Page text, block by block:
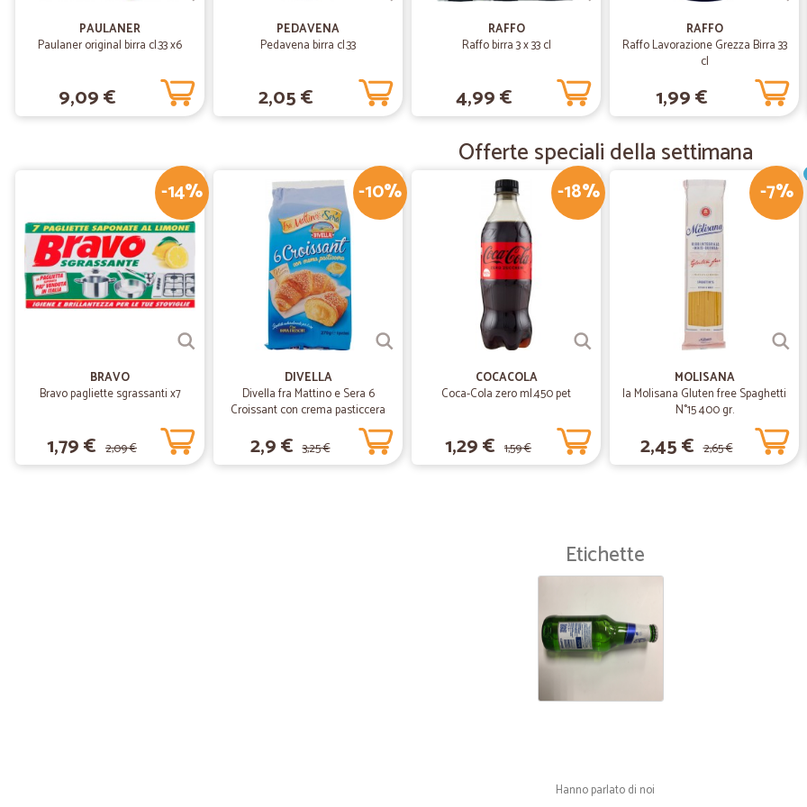
Servizio raoido ed efficiente
Servizio raoido ed efficiente, ho
ordinato senza sorprese il
—Tiziano P.
Negozio puntuale nella
Negozio puntuale nella gestione
Consegna puntuale e veloce
PAULANER
Paulaner original birra cl.33 x6
9,09 €
PEDAVENA
Pedavena birra cl.33
2,05 €
RAFFO
Raffo birra 3 x 33 cl
4,99 €
RAFFO
Raffo Lavorazione Grezza Birra 33
cl
1,99 €
Offerte speciali della settimana
-14%
BRAVO
Bravo pagliette sgrassanti x7
1,79 € 2,09 €
-10%
DIVELLA
Divella fra Mattino e Sera 6
Croissant con crema pasticcera
2,9 € 3,25 €
-18%
COCACOLA
Coca-Cola zero ml.450 pet
1,29 € 1,59 €
-7%
MOLISANA
la Molisana Gluten free Spaghetti
N°15 400 gr.
2,45 € 2,65 €
Etichette
Hanno parlato di noi